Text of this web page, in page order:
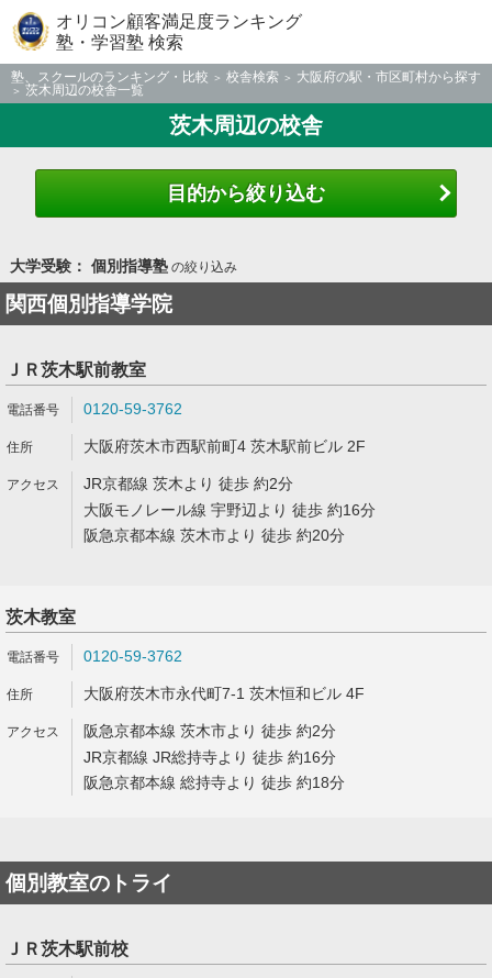
オリコン顧客満足度ランキング
塾・学習塾 検索
塾、スクールのランキング・比較 校舎検索
大阪府の駅・市区町村から探す
茨木周辺の校舎一覧
茨木周辺の校舎
目的から絞り込む
大学受験： 個別指導塾の絞り込み
関西個別指導学院
ＪＲ茨木駅前教室
0120-59-3762
大阪府茨木市西駅前町4 茨木駅前ビル 2F
JR京都線 茨木より 徒歩 約2分
大阪モノレール線 宇野辺より 徒歩 約16分
阪急京都本線 茨木市より 徒歩 約20分
茨木教室
0120-59-3762
大阪府茨木市永代町7-1 茨木恒和ビル 4F
阪急京都本線 茨木市より 徒歩 約2分
JR京都線 JR総持寺より 徒歩 約16分
阪急京都本線 総持寺より 徒歩 約18分
個別教室のトライ
ＪＲ茨木駅前校